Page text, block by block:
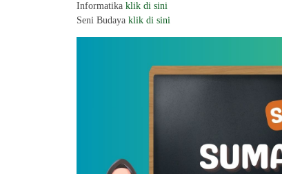
Informatika klik di sini
Seni Budaya klik di sini